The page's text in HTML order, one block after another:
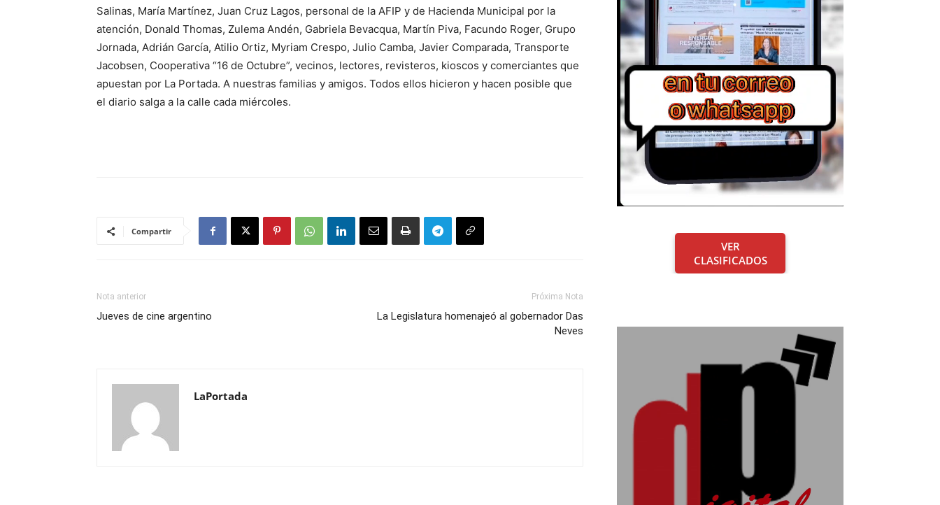
Salinas, María Martínez, Juan Cruz Lagos, personal de la AFIP y de Hacienda Municipal por la
atención, Donald Thomas, Zulema Andén, Gabriela Bevacqua, Martín Piva, Facundo Roger, Grupo
Jornada, Adrián García, Atilio Ortiz, Myriam Crespo, Julio Camba, Javier Comparada, Transporte
Jacobsen, Cooperativa “16 de Octubre”, vecinos, lectores, revisteros, kioscos y comerciantes que
apuestan por La Portada. A nuestras familias y amigos. Todos ellos hicieron y hacen posible que
el diario salga a la calle cada miércoles.
Compartir
Nota anterior
Jueves de cine argentino
Próxima Nota
La Legislatura homenajeó al gobernador Das
Neves
LaPortada
VER
CLASIFICADOS